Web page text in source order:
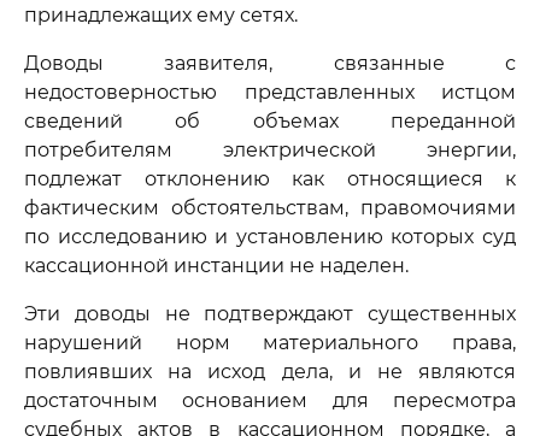
принадлежащих ему сетях.
Доводы заявителя, связанные с
недостоверностью представленных истцом
сведений об объемах переданной
потребителям электрической энергии,
подлежат отклонению как относящиеся к
фактическим обстоятельствам, правомочиями
по исследованию и установлению которых суд
кассационной инстанции не наделен.
Эти доводы не подтверждают существенных
нарушений норм материального права,
повлиявших на исход дела, и не являются
достаточным основанием для пересмотра
судебных актов в кассационном порядке, а